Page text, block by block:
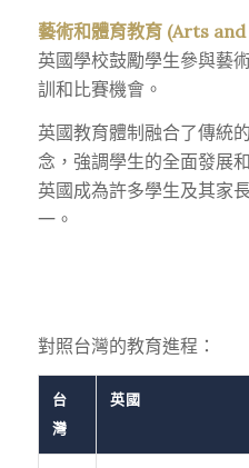
藝術和體育教育 (Arts
英國學校鼓勵學生參與藝
訓和比賽機會。
英國教育體制融合了傳統
念，強調學生的全面發展
英國成為許多學生及其家
一。
對照台灣的教育進程：
台
灣
英國